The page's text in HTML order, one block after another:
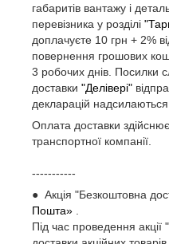
габаритів вантажу і
перевізника у розділі
доплачуєте 10 грн + 2%
повернення грошових
3 робочих днів. Посилки
доставки "Делівері"
декларацій
Оплата доставки
транспортної компанії.
-----------
● Акція "Безкоштовна
Пошта»
Під час проведення